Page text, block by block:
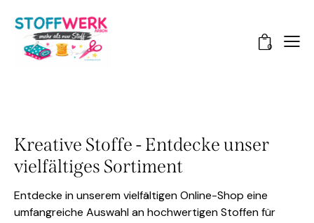
0
Kreative Stoffe - Entdecke unser
vielfältiges Sortiment
Entdecke in unserem vielfältigen Online-Shop eine
umfangreiche Auswahl an hochwertigen Stoffen für